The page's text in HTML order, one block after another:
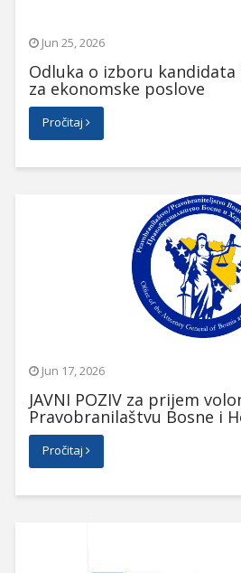
Jun 25, 2026
Odluka o izboru
za ekonomske poslove
Pročitaj
Jun 17, 2026
JAVNI POZIV za prijem
Pravobranilaštvu Bosne i
Pročitaj